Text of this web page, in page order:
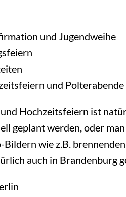
und Jugendweihe
und Polterabende
Hochzeitsfeiern ist
geplant werden, oder
wie z.B.
auch in Brandenburg